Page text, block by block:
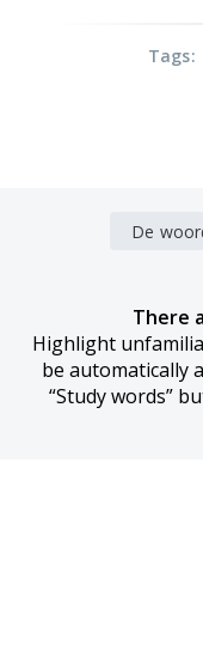
Tags:
De
There
Highlight
be automatically
“Study words”